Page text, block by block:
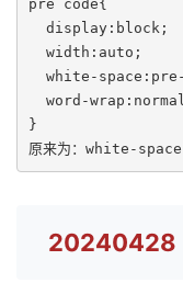
pre code{
}
原来为：white-
20240428